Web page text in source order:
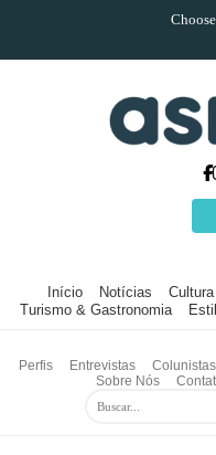
Início Notícias
Turismo & Gastronomia
Perfis Entrevistas Colunistas
Sobre Nós